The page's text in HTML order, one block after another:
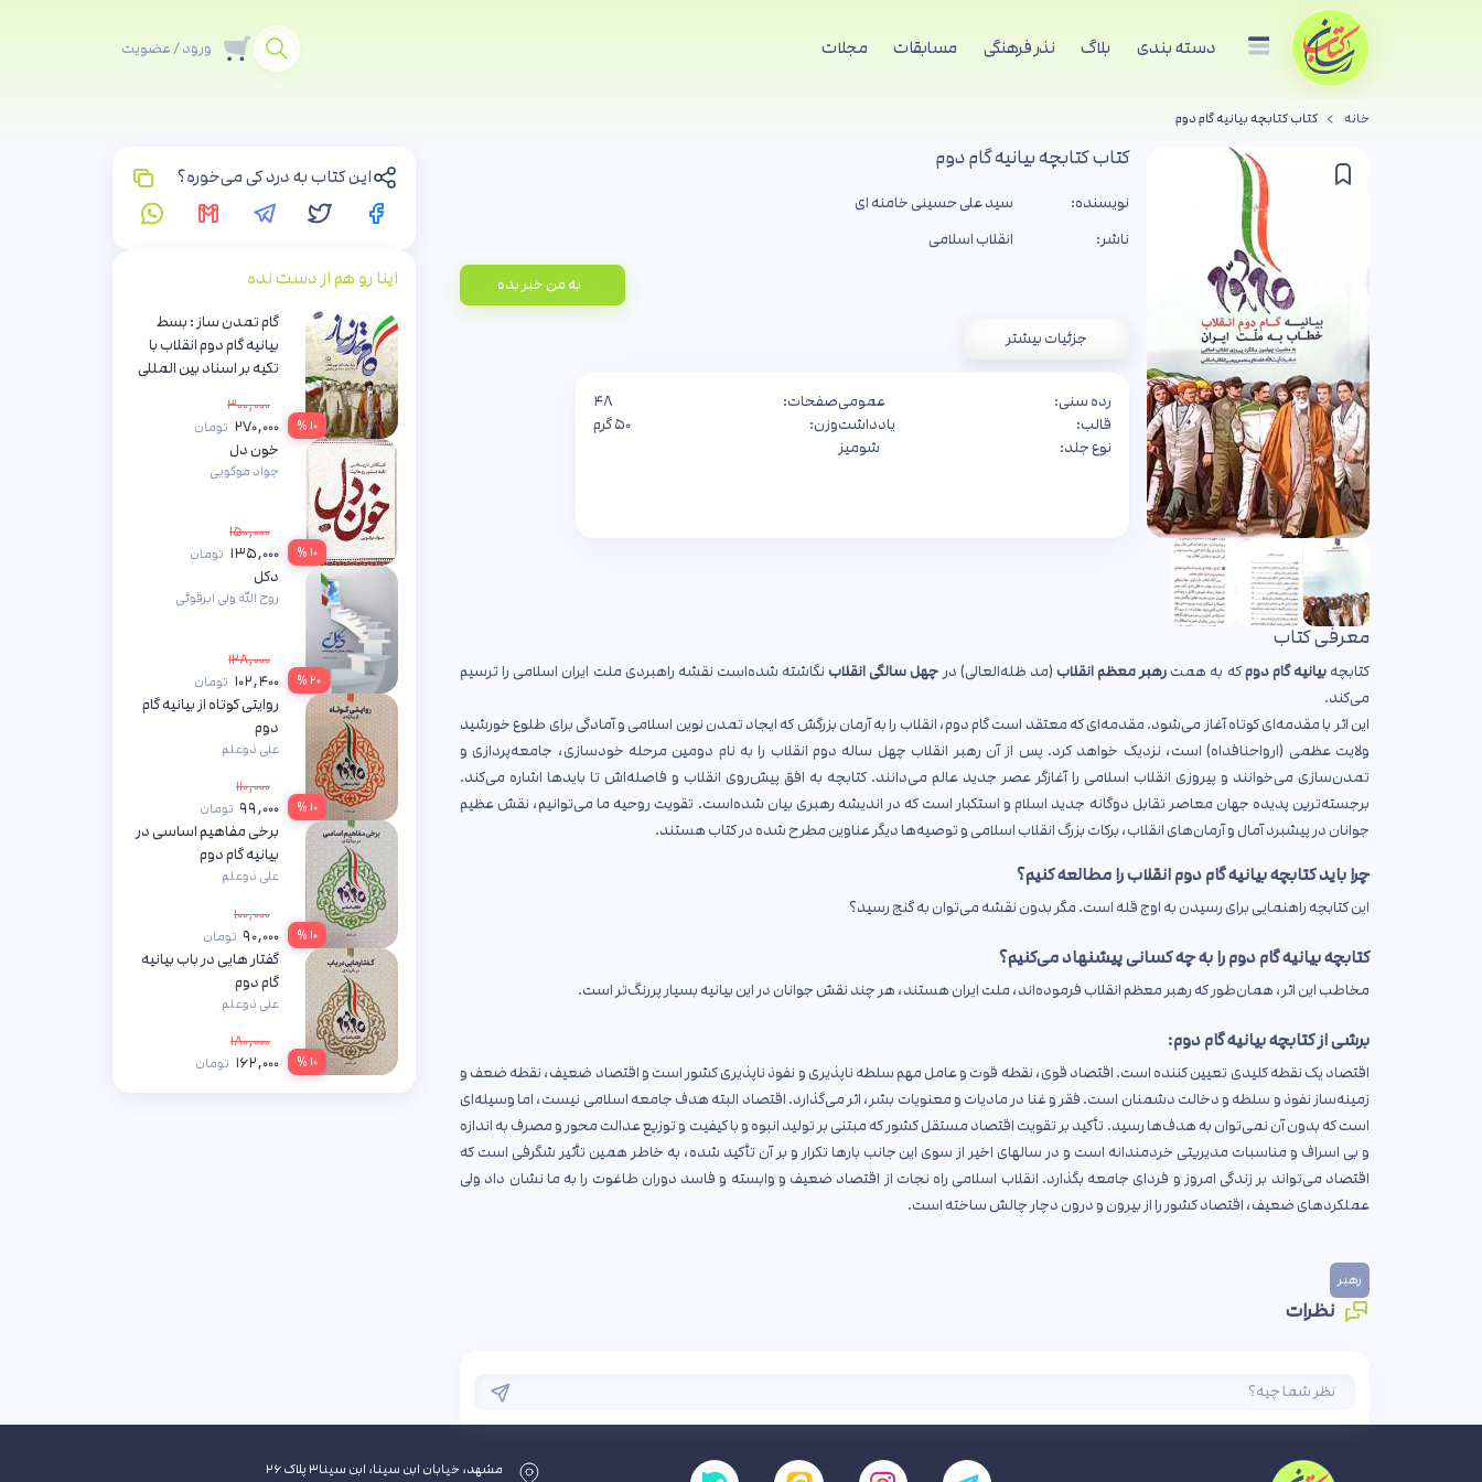
دسته بندی بلاگ نذر فرهنگی مسابقات مجلات ورود / عضویت
خانه کتاب کتابچه بیانیه گام دوم
کتاب کتابچه بیانیه گام دوم
نویسنده:
سید علی حسینی خامنه ای
ناشر:
انقلاب اسلامی
به من خبر بده
جزئیات بیشتر
رده سنی:
عمومی
قالب:
یادداشت
نوع جلد:
شومیز
صفحات:
۴۸
وزن:
۵۰ گرم
معرفی کتاب
کتابچهبیانیه گام دومکه به همت رهبر معظم انقلاب (مد ظله‌العالی) در چهل سالگی انقلاب نگاشته شده‌است نقشه‌ راهبردی ملت ایران اسلامی را ترسیم
می‌کند.
این اثر با مقدمه‌ای کوتاه آغاز می‌شود. مقدمه‌ای که معتقد است گام دوم، انقلاب را به آرمان بزرگش که ایجاد تمدن نوین اسلامی و آمادگی برای طلوع خورشید
ولایت عظمی (ارواحنافداه) است، نزدیک خواهد کرد. پس از آن رهبر انقلاب چهل ساله دوم انقلاب را به نام دومین مرحله خودسازی، جامعه‌پردازی و
تمدن‌سازی می‌خوانند و پیروزی انقلاب اسلامی را آغازگر عصر جدید عالم می‌دانند. کتابچه به افق پیش‌روی انقلاب و فاصله‌اش تا بایدها اشاره می‌کند.
برجسته‌ترین پدیده جهان معاصر تقابل دوگانه جدید اسلام و استکبار است که در اندیشه رهبری بیان شده‌است. تقویت روحیه ما می‌توانیم، نقش عظیم
جوانان در پیشبرد آمال و آرمان‌های انقلاب، برکات بزرگ انقلاب اسلامی و توصیه‌ها دیگر عناوین مطرح شده در کتاب هستند.
چرا باید کتابچه بیانیه گام دوم انقلاب را مطالعه کنیم؟
این کتابچه راهنمایی برای رسیدن به اوج قله است. مگر بدون نقشه می‌توان به گنج رسید؟
کتابچه بیانیه گام دوم را به چه کسانی پیشنهاد می‌کنیم؟
مخاطب این اثر، همان‌طور که رهبر معظم انقلاب فرموده‌اند، ملت ایران هستند، هر چند نقش جوانان در این بیانیه بسیار پررنگ‌تر است.
برشی از کتابچه بیانیه گام دوم:
اقتصاد یک نقطه کلیدی تعیین کننده است. اقتصاد قوی، نقطه قوت و عامل مهم سلطه ناپذیری و نفوذ ناپذیری کشور است و اقتصاد ضعیف، نقطه ضعف و
زمینه‌ساز نفوذ و سلطه و دخالت دشمنان است. فقر و غنا در مادیات و معنویات بشر، اثر می‌گذارد. اقتصاد البته هدف جامعه اسلامی نیست، اما وسیله‌ای
است که بدون آن نمی‌توان به هدف‌ها رسید. تأکید بر تقویت اقتصاد مستقل کشور که مبتنی بر تولید انبوه و با کیفیت و توزیع عدالت محور و مصرف به اندازه
و بی اسراف و مناسبات مدیریتی خردمندانه است و در سالهای اخیر از سوی این جانب بارها تکرار و بر آن تأکید شده، به خاطر همین تأثیر شگرفی است که
اقتصاد می‌تواند بر زندگی امروز و فردای جامعه بگذارد. انقلاب اسلامی راه نجات از اقتصاد ضعیف و وابسته و فاسد دوران طاغوت را به ما نشان داد ولی
عملکردهای ضعیف، اقتصاد کشور را از بیرون و درون دچار چالش ساخته است.
رهبر
نظرات
این کتاب به درد کی می‌خوره؟
اینا رو هم از دست نده
۱۰ %
گام تمدن ساز : بسط
بیانیه گام دوم انقلاب با
تکیه بر اسناد بین المللی
محمدحسین راجی
۳۰۰,۰۰۰
۲۷۰,۰۰۰ تومان
۱۰ %
خون دل
جواد موگویی
۱۵۰,۰۰۰
۱۳۵,۰۰۰ تومان
۲۰ %
دکل
روح الله ولی ابرقوئی
۱۲۸,۰۰۰
۱۰۲,۴۰۰ تومان
۱۰ %
روایتی کوتاه از بیانیه گام
دوم
علی ذوعلم
۱۱۰,۰۰۰
۹۹,۰۰۰ تومان
۱۰ %
برخی مفاهیم اساسی در
بیانیه گام دوم
علی ذوعلم
۱۰۰,۰۰۰
۹۰,۰۰۰ تومان
۱۰ %
گفتار هایی در باب بیانیه
گام دوم
علی ذوعلم
۱۸۰,۰۰۰
۱۶۲,۰۰۰ تومان
مشهد، خیابان ابن سینا، ابن سینا۳ پلاک ۲۶